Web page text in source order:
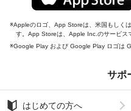
Appleのロゴ、App Storeは、米国もしく
す。App Storeは、Apple Inc.のサービス
Google Play および Google Play ロゴは
サポ
はじめての方へ